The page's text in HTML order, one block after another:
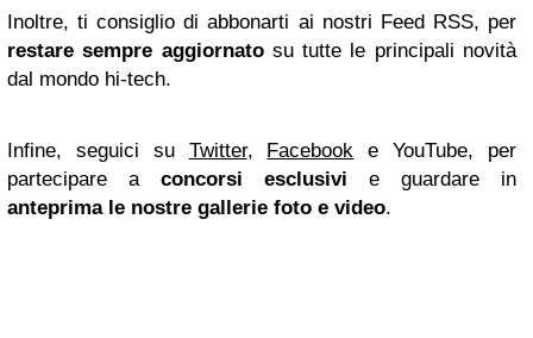
Inoltre, ti consiglio di abbonarti ai nostri Feed RSS, per
restare sempre aggiornatosu tutte le principali novità
dal mondo hi-tech.
Infine, seguici su Twitter, Facebook e YouTube, per
partecipare a concorsi esclusivi e guardare in
anteprima le nostre gallerie foto e video.